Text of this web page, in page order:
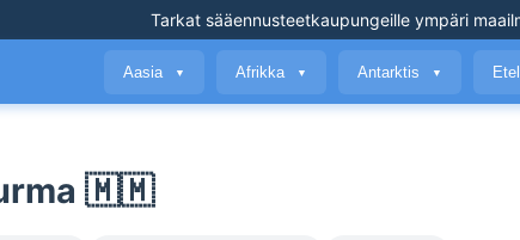
Tarkat sääennusteetkaupungeille ympäri
Aasia ▼ Afrikka ▼ Antarktis ▼
🇲🇲